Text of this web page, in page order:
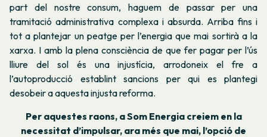
part del nostre consum, haguem de passar per una
tramitació administrativa complexa i absurda. Arriba fins i
tot a plantejar un peatge per l’energia que mai sortirà a la
xarxa. I amb la plena consciència de que fer pagar per l’ús
lliure del sol és una injustícia, arrodoneix el fre a
l’autoproducció establint sancions per qui es plantegi
desobeir a aquesta injusta reforma.
Per aquestes raons, a Som Energia creiem en la
necessitat d’impulsar, ara més que mai, l’opció de